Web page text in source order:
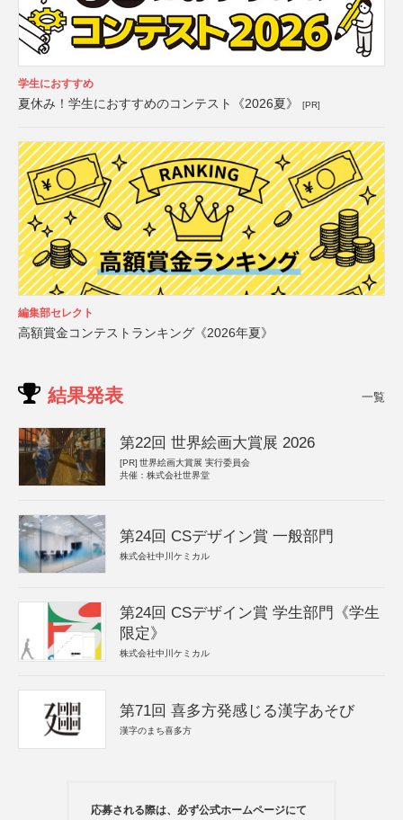
学生におすすめ
夏休み！学生におすすめのコンテスト《2026夏》 [PR]
編集部セレクト
高額賞金コンテストランキング《2026年夏》
結果発表 一覧
第22回 世界絵画大賞展 2026
[PR] 世界絵画大賞展 実行委員会
共催：株式会社世界堂
第24回 CSデザイン賞 一般部門
株式会社中川ケミカル
第24回 CSデザイン賞 学生部門《学生
限定》
株式会社中川ケミカル
第71回 喜多方発感じる漢字あそび
漢字のまち喜多方
応募される際は、必ず公式ホームページにて